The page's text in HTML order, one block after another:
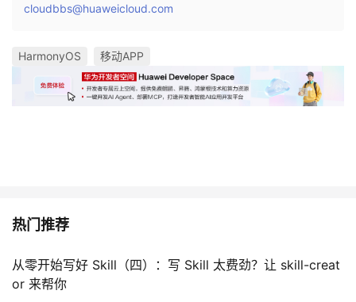
cloudbbs@huaweicloud.com
HarmonyOS 移动APP
热门推荐
从零开始写好 Skill（四）：写 Skill 太费劲？让 skill-creat
or 来帮你